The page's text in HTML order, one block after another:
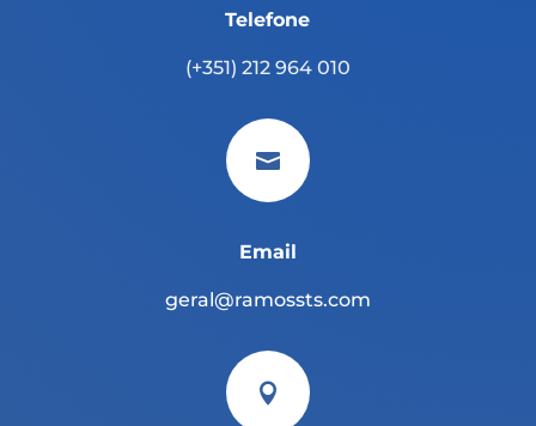
Telefone
(+351) 212 964 010

Email
geral@ramossts.com
